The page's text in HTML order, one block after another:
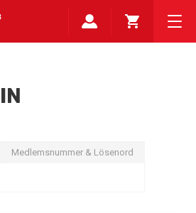
Medlemsnummer & Lösenord